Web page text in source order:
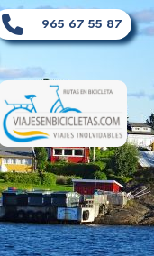
965 67 55 87